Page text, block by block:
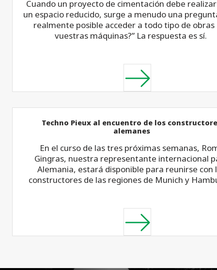
Cuando un proyecto de cimentación debe
un espacio reducido, surge a menudo una
realmente posible acceder a todo tipo de obras
vuestras máquinas?” La respuesta es sí.
Techno Pieux al encuentro de los
alemanes
En el curso de las tres próximas semanas,
Gingras, nuestra representante internacional
Alemania, estará disponible para reunirse con
constructores de las regiones de Munich y